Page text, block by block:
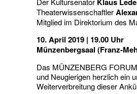
Theaterwissenschaftler
Mitglied im Direktorium des
10. April 2019 | 19.00 Uhr
Münzenbergsaal (Franz-
Das MÜNZENBERG
und Neugierigen herzlich ein
Weiterverbreitung dieser